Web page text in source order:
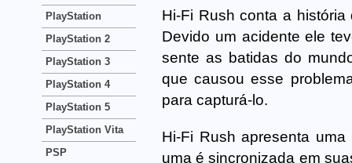
Hi-Fi Rush conta a
Devido um acidente ele
sente as batidas do
que causou esse
para capturá-lo.
Hi-Fi Rush apresenta
uma é sincronizada em
PlayStation
PlayStation 2
PlayStation 3
PlayStation 4
PlayStation 5
PlayStation Vita
PSP